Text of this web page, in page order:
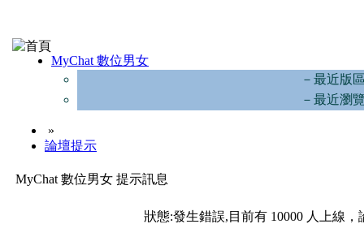
MyChat 數位男女
－最近版
－最近瀏
»
論壇提示
MyChat 數位男女 提示訊息
狀態:發生錯誤,目前有 10000 人上線